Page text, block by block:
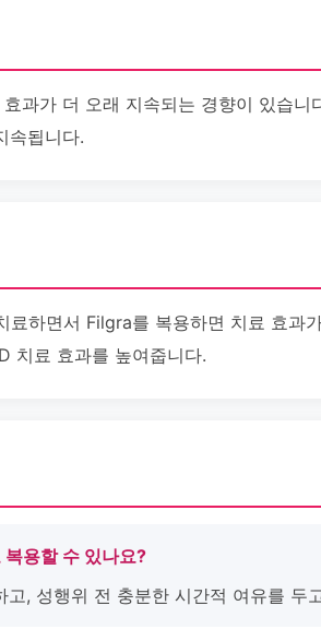
과가 더 오래 지속되는 경향이 있습니
속됩니다.
료하면서 Filgra를 복용하면 치료 효과
치료 효과를 높여줍니다.
용할 수 있나요?
고, 성행위 전 충분한 시간적 여유를 두